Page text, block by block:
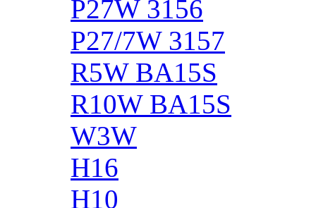
P27W 3156
P27/7W 3157
R5W BA15S
R10W BA15S
W3W
H16
H10